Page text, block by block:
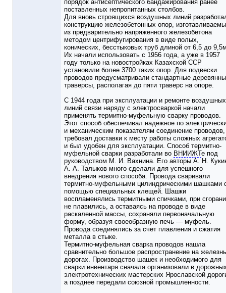
порядок антисептического бандажирования ранее
поставленных непропитанных столбов.
Для вновь строящихся воздушных линий
конструкцию железобетонных опор,
из предварительно напряженного железобетона
методом центрифугирования в виде полых,
конических, бесстыковых труб длиной от 6,5 до
Их начали использовать с 1956 года, а уже в 1957
году только на новостройках Казахской ССР
установили более 3700 таких опор. Для подвески
проводов предусматривали стандартные
траверсы, располагая до пяти траверс на опоре.
С 1944 года при эксплуатации и ремонте воздушных
линий связи наряду с электросваркой начали
применять термитно-муфельную сварку проводов.
Этот способ обеспечивал надежное по
и механическим показателям соединение
требовал доставки к месту работы сложных
и был удобен для эксплуатации. Способ термитно-
муфельной сварки разработали во ВНИИЖТе под
руководством М. И. Вахнина. Его авторы А. Н.
А. А. Талыков много сделали для успешного
внедрения нового способа. Провода сваривали
термитно-муфельными цилиндрическими шашками
помощью специальных клещей. Шашки
воспламенялись термитными спичками, при
не плавились, а оставаясь на проводе в виде
раскаленной массы, сохраняли первоначальную
форму, образуя своеобразную печь — муфель.
Провода соединялись за счет плавления и сжатия
металла в стыке.
Термитно-муфельная сварка проводов нашла
сравнительно большое распространение на
дорогах. Производство шашек и необходимого для
сварки инвентаря сначала организовали в
электротехнических мастерских Ярославской
а позднее передали союзной промышленности.